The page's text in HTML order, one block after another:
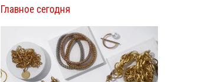
Главное сегодня